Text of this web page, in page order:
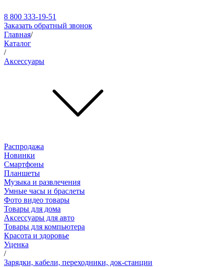
8 800 333-19-51
Заказать обратный звонок
Главная/
Каталог
/
Аксессуары
Распродажа
Новинки
Смартфоны
Планшеты
Музыка и развлечения
Умные часы и браслеты
Фото видео товары
Товары для дома
Аксессуары для авто
Товары для компьютера
Красота и здоровье
Уценка
/
Зарядки, кабели, переходники, док-станции